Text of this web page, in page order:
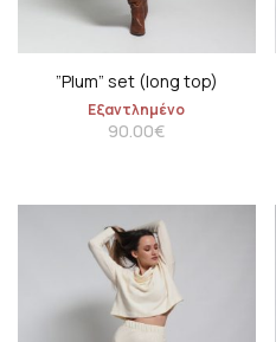
”Plum” set (long top)
Εξαντλημένο
90.00€